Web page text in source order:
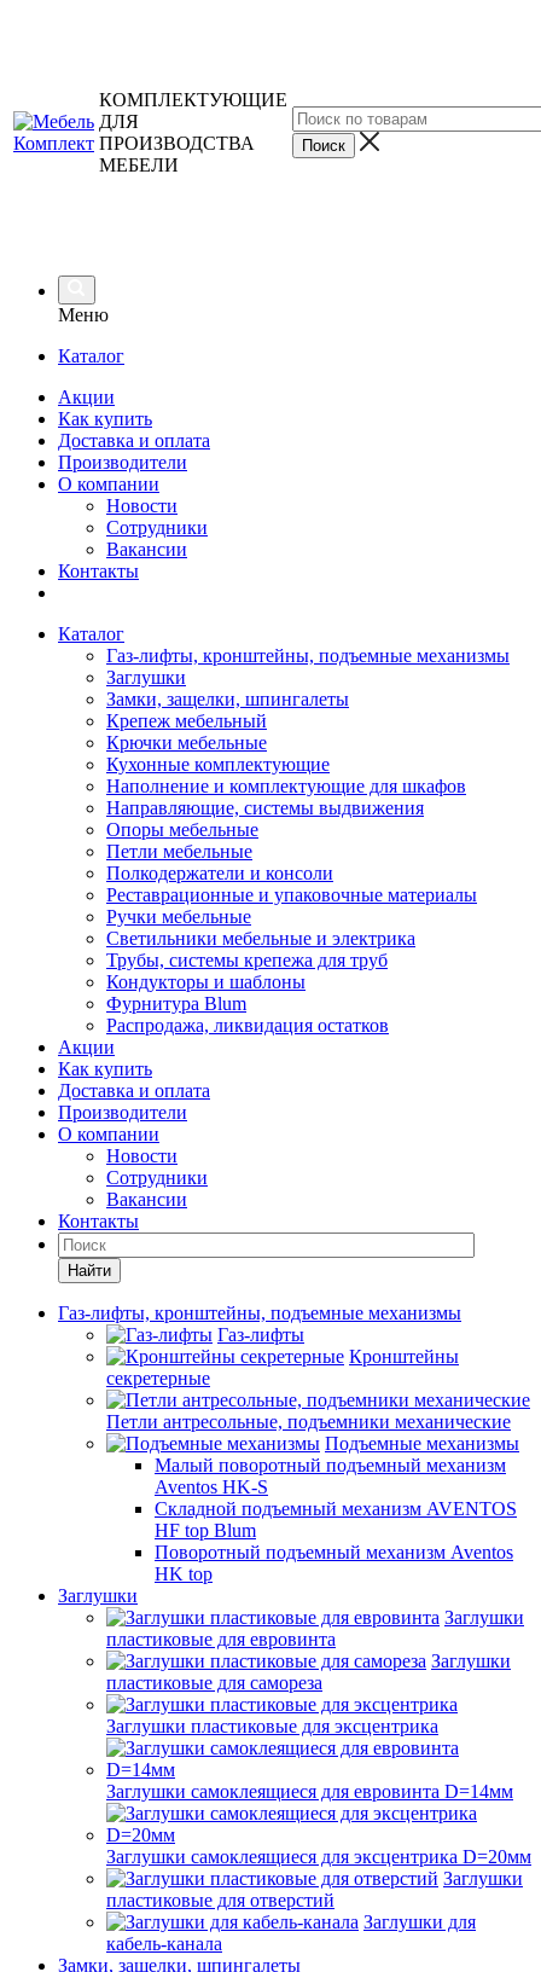
КОМПЛЕКТУЮЩИЕ
ДЛЯ
ПРОИЗВОДСТВА
МЕБЕЛИ
Меню
Каталог
Акции
Как купить
Доставка и оплата
Производители
О компании
Новости
Сотрудники
Вакансии
Контакты
Каталог
Газ-лифты, кронштейны, подъемные механизмы
Заглушки
Замки, защелки, шпингалеты
Крепеж мебельный
Крючки мебельные
Кухонные комплектующие
Наполнение и комплектующие для шкафов
Направляющие, системы выдвижения
Опоры мебельные
Петли мебельные
Полкодержатели и консоли
Реставрационные и упаковочные материалы
Ручки мебельные
Светильники мебельные и электрика
Трубы, системы крепежа для труб
Кондукторы и шаблоны
Фурнитура Blum
Распродажа, ликвидация остатков
Акции
Как купить
Доставка и оплата
Производители
О компании
Новости
Сотрудники
Вакансии
Контакты
Найти
Газ-лифты, кронштейны, подъемные механизмы
Газ-лифты
Кронштейны
секретерные
Петли антресольные, подъемники механические
Подъемные механизмы
Малый поворотный подъемный механизм
Aventos HK-S
Складной подъемный механизм AVENTOS
HF top Blum
Поворотный подъемный механизм Aventos
HK top
Заглушки
Заглушки
пластиковые для евровинта
Заглушки
пластиковые для самореза
Заглушки пластиковые для эксцентрика
Заглушки самоклеящиеся для евровинта D=14мм
Заглушки самоклеящиеся для эксцентрика D=20мм
Заглушки
пластиковые для отверстий
Заглушки для
кабель-канала
Замки, защелки, шпингалеты